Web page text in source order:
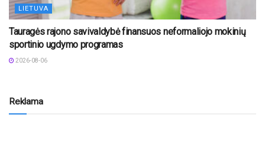
LIETUVA
Tauragės rajono savivaldybė finansuos neformaliojo mokinių
sportinio ugdymo programas
2026-08-06
Reklama